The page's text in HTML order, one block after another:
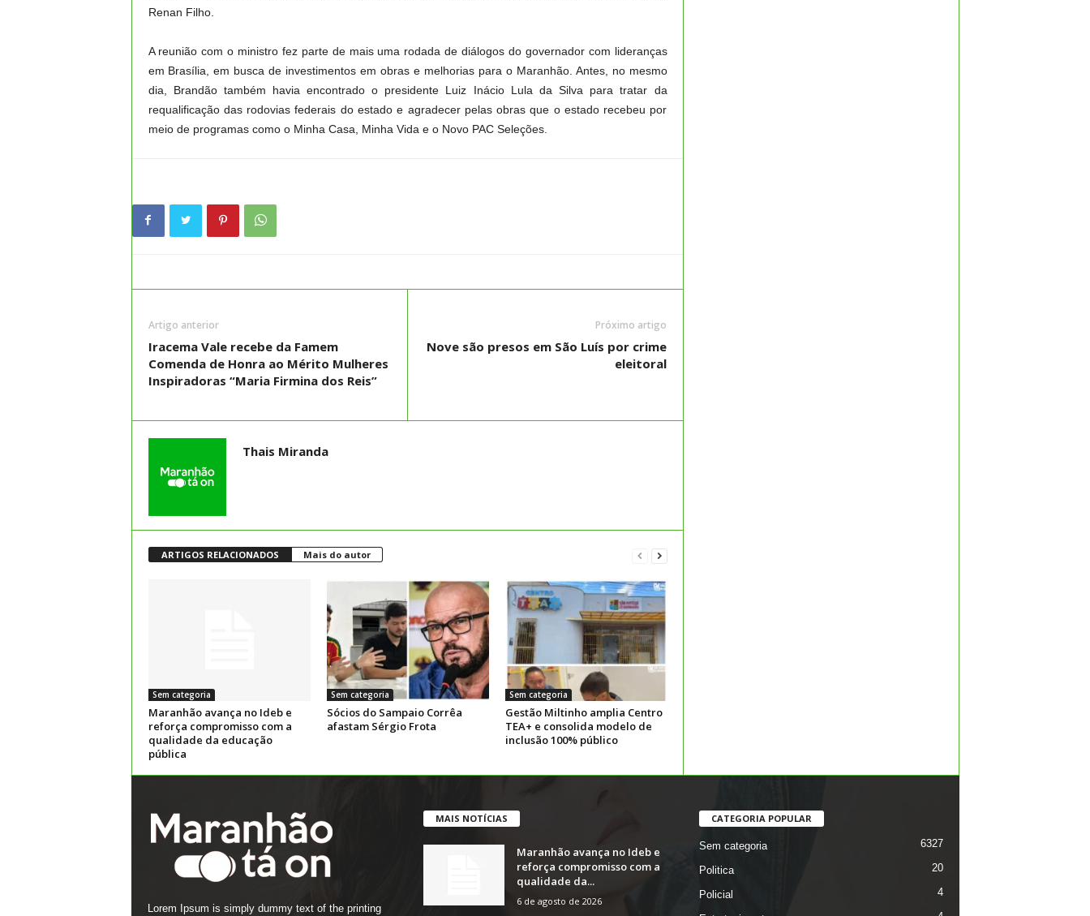
Renan Filho.
A reunião com o ministro fez parte de mais uma rodada de diálogos do governador com lideranças
em Brasília, em busca de investimentos em obras e melhorias para o Maranhão. Antes, no mesmo
dia, Brandão também havia encontrado o presidente Luiz Inácio Lula da Silva para tratar da
requalificação das rodovias federais do estado e agradecer pelas obras que o estado recebeu por
meio de programas como o Minha Casa, Minha Vida e o Novo PAC Seleções.
Artigo anterior
Iracema Vale recebe da Famem
Comenda de Honra ao Mérito Mulheres
Inspiradoras “Maria Firmina dos Reis”
Próximo artigo
Nove são presos em São Luís por crime
eleitoral
Thais Miranda
ARTIGOS RELACIONADOS Mais do autor
Sem categoria
Maranhão avança no Ideb e
reforça compromisso com a
qualidade da educação
pública
Sem categoria
Sócios do Sampaio Corrêa
afastam Sérgio Frota
Sem categoria
Gestão Miltinho amplia Centro
TEA+ e consolida modelo de
inclusão 100% público
Lorem Ipsum is simply dummy text of the printing
MAIS NOTÍCIAS
Maranhão avança no Ideb e
reforça compromisso com a
qualidade da...
6 de agosto de 2026
CATEGORIA POPULAR
Sem categoria 6327
Politica 20
Policial 4